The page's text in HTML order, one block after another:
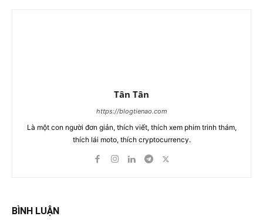
Tân Tân
https://blogtienao.com
Là một con người đơn giản, thích viết, thích xem phim trinh thám,
thích lái moto, thích cryptocurrency.
BÌNH LUẬN